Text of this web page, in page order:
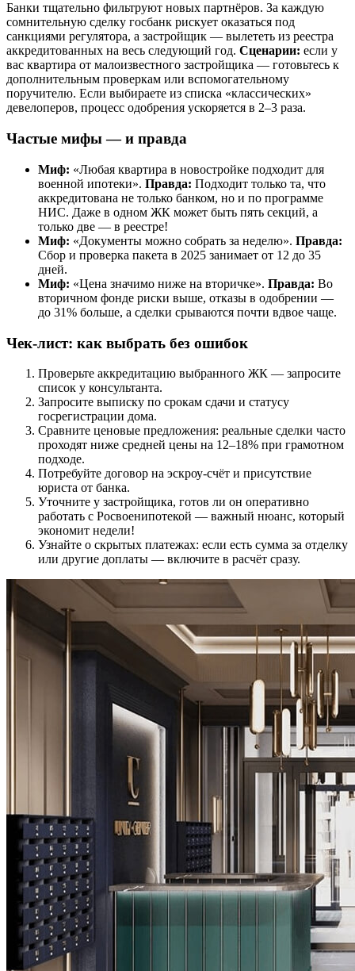
Банки тщательно фильтруют новых партнёров. За каждую
сомнительную сделку госбанк рискует оказаться под
санкциями регулятора, а застройщик — вылететь из реестра
аккредитованных на весь следующий год. Сценарии: если у
вас квартира от малоизвестного застройщика — готовьтесь к
дополнительным проверкам или вспомогательному
поручителю. Если выбираете из списка «классических»
девелоперов, процесс одобрения ускоряется в 2–3 раза.
Частые мифы — и правда
Миф: «Любая квартира в новостройке подходит для
военной ипотеки». Правда: Подходит только та, что
аккредитована не только банком, но и по программе
НИС. Даже в одном ЖК может быть пять секций, а
только две — в реестре!
Миф: «Документы можно собрать за неделю». Правда:
Сбор и проверка пакета в 2025 занимает от 12 до 35
дней.
Миф: «Цена значимо ниже на вторичке». Правда: Во
вторичном фонде риски выше, отказы в одобрении —
до 31% больше, а сделки срываются почти вдвое чаще.
Чек-лист: как выбрать без ошибок
Проверьте аккредитацию выбранного ЖК — запросите
список у консультанта.
Запросите выписку по срокам сдачи и статусу
госрегистрации дома.
Сравните ценовые предложения: реальные сделки часто
проходят ниже средней цены на 12–18% при грамотном
подходе.
Потребуйте договор на эскроу-счёт и присутствие
юриста от банка.
Уточните у застройщика, готов ли он оперативно
работать с Росвоенипотекой — важный нюанс, который
экономит недели!
Узнайте о скрытых платежах: если есть сумма за отделку
или другие доплаты — включите в расчёт сразу.